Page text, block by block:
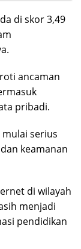
di skor 3,49
ancaman
pribadi.
serius
keamanan
di wilayah
menjadi
pendidikan